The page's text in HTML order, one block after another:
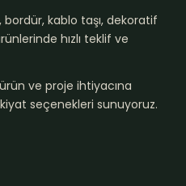
kablo taşı, dekoratif
hızlı teklif ve
ve proje ihtiyacına
seçenekleri sunuyoruz.